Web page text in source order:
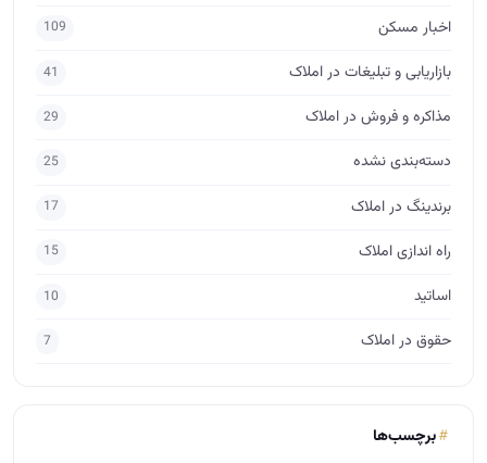
اخبار مسکن 109
بازاریابی و تبلیغات در املاک 41
مذاکره و فروش در املاک 29
دسته‌بندی نشده 25
برندینگ در املاک 17
راه اندازی املاک 15
اساتید 10
حقوق در املاک 7
برچسب‌ها